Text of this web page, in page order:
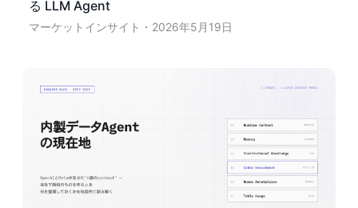
る LLM Agent
マーケットインサイト 2026年5月19日